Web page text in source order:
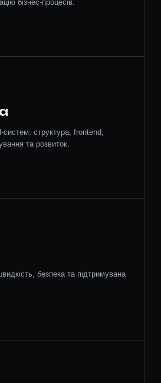
бізнес-процесів.
систем: структура, frontend,
та розвиток.
безпека та підтримувана